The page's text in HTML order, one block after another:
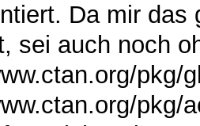
Da mir das
sei auch noch
pkg/
pkg/